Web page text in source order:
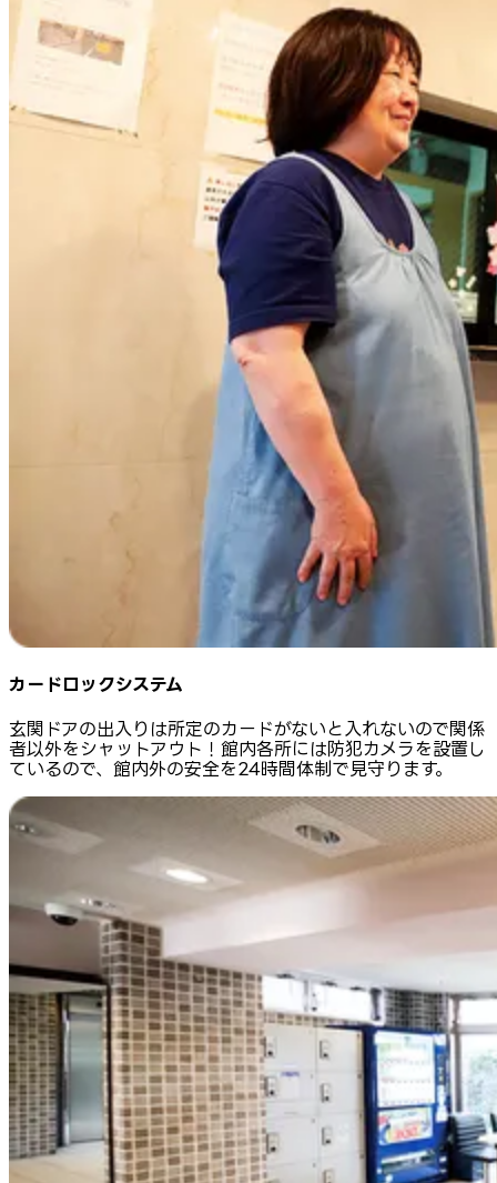
カードロックシステム
玄関ドアの出入りは所定のカードがないと入れないので関係
者以外をシャットアウト！館内各所には防犯カメラを設置し
ているので、館内外の安全を24時間体制で見守ります。